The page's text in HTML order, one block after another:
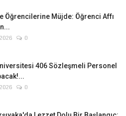
Öğrencilerine Müjde: Öğrenci Affı
0
406 Sözleşmeli Personel
0